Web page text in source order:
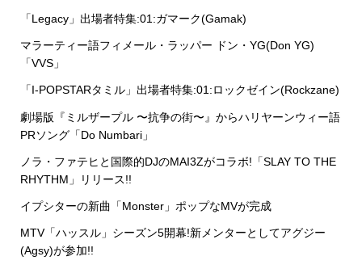
「Legacy」出場者特集:01:ガマーク(Gamak)
マラーティー語フィメール・ラッパー ドン・YG(Don YG)
「VVS」
「I-POPSTARタミル」出場者特集:01:ロックゼイン(Rockzane)
劇場版『ミルザープル 〜抗争の街〜』からハリヤーンウィー語
PRソング「Do Numbari」
ノラ・ファテヒと国際的DJのMAI3Zがコラボ!「SLAY TO THE
RHYTHM」リリース!!
イプシターの新曲「Monster」ポップなMVが完成
MTV「ハッスル」シーズン5開幕!新メンターとしてアグジー
(Agsy)が参加!!